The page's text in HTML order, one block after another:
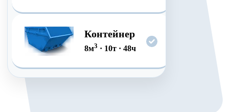
Контейнер
8м3 · 10т· 48ч